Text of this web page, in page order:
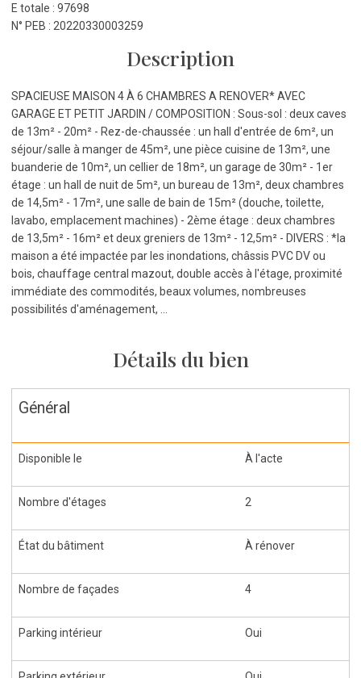
E totale : 97698
N° PEB : 20220330003259
Description
SPACIEUSE MAISON 4 À 6 CHAMBRES A RENOVER* AVEC
GARAGE ET PETIT JARDIN / COMPOSITION : Sous-sol : deux caves
de 13m² - 20m² - Rez-de-chaussée : un hall d'entrée de 6m², un
séjour/salle à manger de 45m², une pièce cuisine de 13m², une
buanderie de 10m², un cellier de 18m², un garage de 30m² - 1er
étage : un hall de nuit de 5m², un bureau de 13m², deux chambres
de 14,5m² - 17m², une salle de bain de 15m² (douche, toilette,
lavabo, emplacement machines) - 2ème étage : deux chambres
de 13,5m² - 16m² et deux greniers de 13m² - 12,5m² - DIVERS : *la
maison a été impactée par les inondations, châssis PVC DV ou
bois, chauffage central mazout, double accès à l'étage, proximité
immédiate des commodités, beaux volumes, nombreuses
possibilités d'aménagement, ...
Détails du bien
Général
Disponible le À l'acte
Nombre d'étages 2
État du bâtiment À rénover
Nombre de façades 4
Parking intérieur Oui